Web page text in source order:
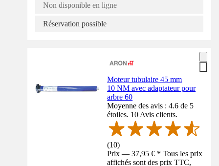
Non disponible en ligne
Réservation possible
Moteur tubulaire 45 mm
10 NM avec adaptateur pour
arbre 60
Moyenne des avis : 4.6 de 5
étoiles. 10 Avis clients.
(10)
Prix — 37,95 € * Tous les prix
affichés sont des prix TTC,